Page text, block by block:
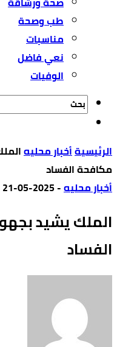
طب وصحة
مناسبات
نعي فاضل
الوفيات
‫الرئيسية‬أخبار محليه
مكافحة الفساد
أخبار محليه-
2025-05-21
الملك يشيد
الفساد